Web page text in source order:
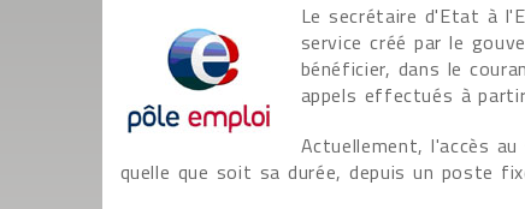
Le secrétaire d'Etat à
service créé par le
bénéficier, dans le
appels effectués à
Actuellement, l'accès
quelle que soit sa durée, depuis un poste